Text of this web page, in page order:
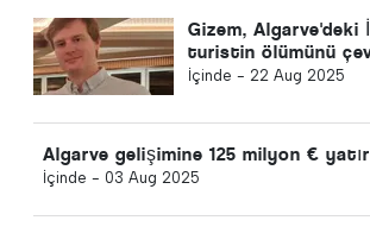
Gizem, Algarve'deki
turistin ölümünü
İçinde - 22 Aug 2025
Algarve gelişimine 125 milyon €
İçinde - 03 Aug 2025